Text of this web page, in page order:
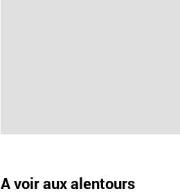
A voir aux alentours